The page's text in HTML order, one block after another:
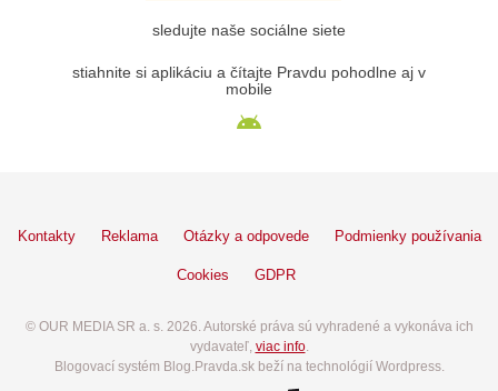
sledujte naše sociálne siete
stiahnite si aplikáciu a čítajte Pravdu pohodlne aj v
mobile
Kontakty Reklama Otázky a odpovede Podmienky používania
Cookies GDPR
© OUR MEDIA SR a. s. 2026. Autorské práva sú vyhradené a vykonáva ich
vydavateľ, viac info.
Blogovací systém Blog.Pravda.sk beží na technológií Wordpress.